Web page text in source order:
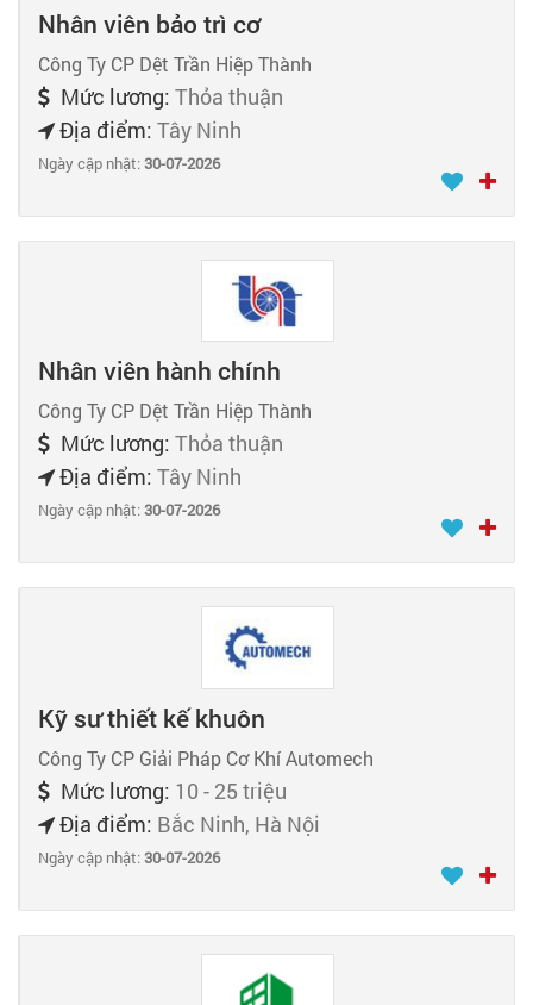
Nhân viên bảo trì cơ
Công Ty CP Dệt Trần Hiệp Thành
Mức lương: Thỏa thuận
Địa điểm: Tây Ninh
Ngày cập nhật:30-07-2026
Nhân viên hành chính
Công Ty CP Dệt Trần Hiệp Thành
Mức lương: Thỏa thuận
Địa điểm: Tây Ninh
Ngày cập nhật:30-07-2026
Kỹ sư thiết kế khuôn
Công Ty CP Giải Pháp Cơ Khí Automech
Mức lương: 10 - 25 triệu
Địa điểm: Bắc Ninh, Hà Nội
Ngày cập nhật:30-07-2026